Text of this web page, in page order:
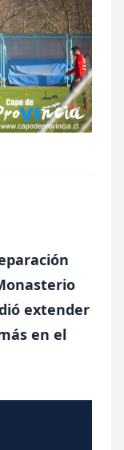
extender
en el